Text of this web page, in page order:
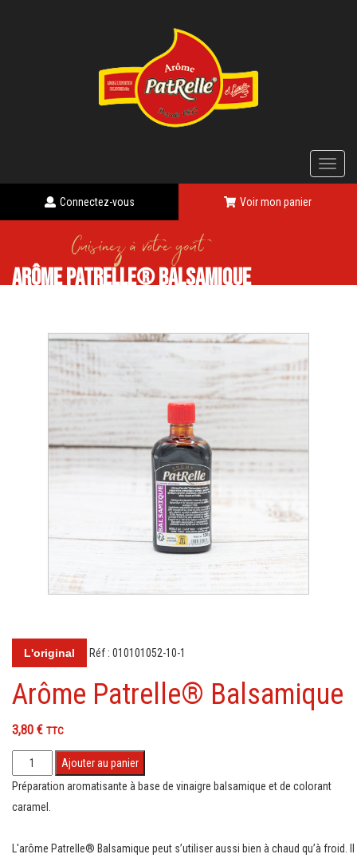
Toggle
Connectez-vous
Voir mon panier
Cuisinez à votre goût
Arôme Patrelle® Balsamique
L'original Réf : 010101052-10-1
Arôme Patrelle® Balsamique
3,80 € TTC
quantité
de
Balsamique
Ajouter au panier
Préparation aromatisante à base de vinaigre balsamique et de colorant
caramel.
L'arôme Patrelle® Balsamique peut s’utiliser aussi bien à chaud qu’à froid. Il